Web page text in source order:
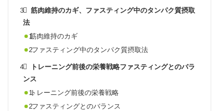
筋肉維持のカギ、ファスティング中のタンパク質摂取
法
筋肉維持のカギ
ファスティング中のタンパク質摂取法
トレーニング前後の栄養戦略ファスティングとのバラ
ンス
トレーニング前後の栄養戦略
ファスティングとのバランス